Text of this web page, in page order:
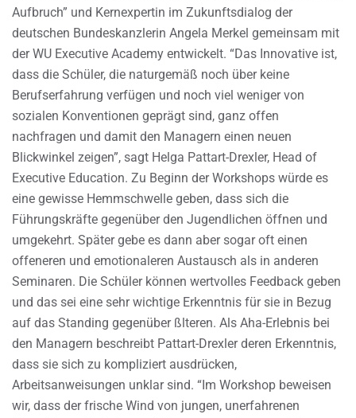
Aufbruch” und Kernexpertin im Zukunftsdialog der
deutschen Bundeskanzlerin Angela Merkel gemeinsam mit
der WU Executive Academy entwickelt. “Das Innovative ist,
dass die Schüler, die naturgemäß noch über keine
Berufserfahrung verfügen und noch viel weniger von
sozialen Konventionen geprägt sind, ganz offen
nachfragen und damit den Managern einen neuen
Blickwinkel zeigen”, sagt Helga Pattart-Drexler, Head of
Executive Education. Zu Beginn der Workshops würde es
eine gewisse Hemmschwelle geben, dass sich die
Führungskräfte gegenüber den Jugendlichen öffnen und
umgekehrt. Später gebe es dann aber sogar oft einen
offeneren und emotionaleren Austausch als in anderen
Seminaren. Die Schüler können wertvolles Feedback geben
und das sei eine sehr wichtige Erkenntnis für sie in Bezug
auf das Standing gegenüber ßlteren. Als Aha-Erlebnis bei
den Managern beschreibt Pattart-Drexler deren Erkenntnis,
dass sie sich zu kompliziert ausdrücken,
Arbeitsanweisungen unklar sind. “Im Workshop beweisen
wir, dass der frische Wind von jungen, unerfahrenen